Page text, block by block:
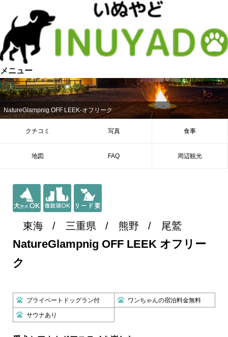
メニュー
NatureGlampnig OFF LEEK-オフリーク
クチコミ 写真 食事
地図 FAQ 周辺観光
東海 三重県 熊野 尾鷲
NatureGlampnig OFF LEEK オフリー
ク
プライベートドッグラン付 ワンちゃんの宿泊料金無料
サウナあり